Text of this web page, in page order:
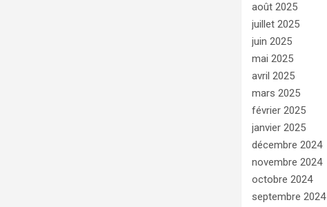
août 2025
juillet 2025
juin 2025
mai 2025
avril 2025
mars 2025
février 2025
janvier 2025
décembre 2024
novembre 2024
octobre 2024
septembre 2024